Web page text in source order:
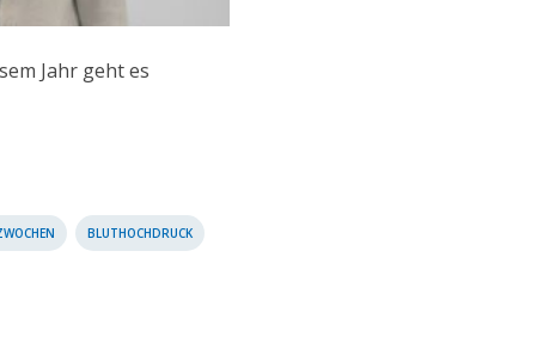
Jahr geht es
BLUTHOCHDRUCK